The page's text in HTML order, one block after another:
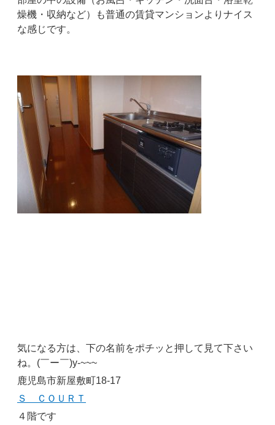
燥機・収納など）も普通の賃貸マンションよりナイス
な感じです。
気になる方は、下の名前をポチッと押して見て下さい
ね。(￣ー￣)y-~~~
鹿児島市新屋敷町18-17
Ｓ ＣＯＵＲＴ
４階です